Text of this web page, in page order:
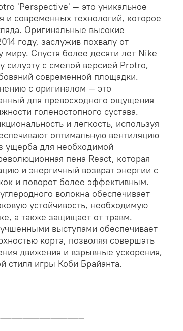
'Perspective' — это уникальное
и современных технологий, которое
Оригинальные высокие
году, заслужив похвалу от
Спустя более десяти лет Nike
силуэту с смелой версией Protro,
современной площадки.
с оригиналом — это
для превосходного ощущения
голеностопного сустава.
и легкость, используя
оптимальную вентиляцию
ущерба для необходимой
пена React, которая
и энергичный возврат энергии с
и поворот более эффективным.
волокна обеспечивает
устойчивость, необходимую
а также защищает от травм.
выступами обеспечивает
корта, позволяя совершать
движения и взрывные ускорения,
стиля игры Коби Брайанта.